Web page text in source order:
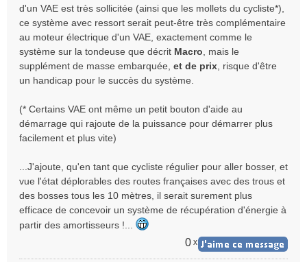
d'un VAE est très sollicitée (ainsi que les mollets du cycliste*),
ce système avec ressort serait peut-être très complémentaire
au moteur électrique d'un VAE, exactement comme le
système sur la tondeuse que décrit Macro , mais le
supplément de masse embarquée, et de prix , risque d'être
un handicap pour le succès du système.
(* Certains VAE ont même un petit bouton d'aide au
démarrage qui rajoute de la puissance pour démarrer plus
facilement et plus vite)
...J'ajoute, qu'en tant que cycliste régulier pour aller bosser, et
vue l'état déplorables des routes françaises avec des trous et
des bosses tous les 10 mètres, il serait surement plus
efficace de concevoir un système de récupération d'énergie à
partir des amortisseurs !...
0 x